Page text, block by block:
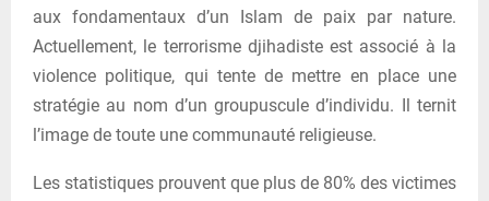
aux fondamentaux d’un Islam de paix par nature.
Actuellement, le terrorisme djihadiste est associé à la
violence politique, qui tente de mettre en place une
stratégie au nom d’un groupuscule d’individu. Il ternit
l’image de toute une communauté religieuse.
Les statistiques prouvent que plus de 80% des victimes